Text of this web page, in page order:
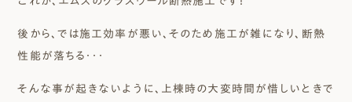
後から、では施工効率が悪い、そのため施工が雑になり、断熱
性能が落ちる・・・
そんな事が起きないように、上棟時の大変時間が惜しいときで